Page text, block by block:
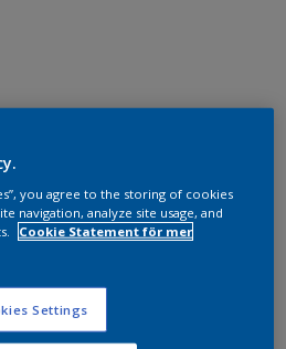
you agree to the storing of cookies
navigation, analyze site usage, and
Cookie Statement för mer
Settings